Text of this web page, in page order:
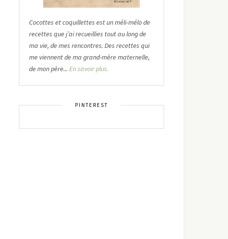
Cocottes et coquillettes est un méli-mélo de
recettes que j’ai recueillies tout au long de
ma vie, de mes rencontres. Des recettes qui
me viennent de ma grand-mère maternelle,
de mon père... En savoir plus.
PINTEREST